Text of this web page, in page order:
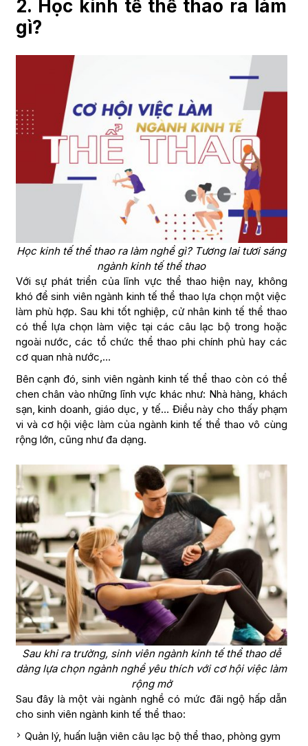
2. Học kinh tế thể thao ra làm
gì?
Học kinh tế thể thao ra làm nghề gì? Tương lai tươi sáng
ngành kinh tế thể thao
Với sự phát triển của lĩnh vực thể thao hiện nay, không
khó để sinh viên ngành kinh tế thể thao lựa chọn một việc
làm phù hợp. Sau khi tốt nghiệp, cử nhân kinh tế thể thao
có thể lựa chọn làm việc tại các câu lạc bộ trong hoặc
ngoài nước, các tổ chức thể thao phi chính phủ hay các
cơ quan nhà nước,…
Bên cạnh đó, sinh viên ngành kinh tế thể thao còn có thể
chen chân vào những lĩnh vực khác như: Nhà hàng, khách
sạn, kinh doanh, giáo dục, y tế… Điều này cho thấy phạm
vi và cơ hội việc làm của ngành kinh tế thể thao vô cùng
rộng lớn, cũng như đa dạng.
Sau khi ra trường, sinh viên ngành kinh tế thể thao dễ
dàng lựa chọn ngành nghề yêu thích với cơ hội việc làm
rộng mở
Sau đây là một vài ngành nghề có mức đãi ngộ hấp dẫn
cho sinh viên ngành kinh tế thể thao:
Quản lý, huấn luận viên câu lạc bộ thể thao, phòng gym